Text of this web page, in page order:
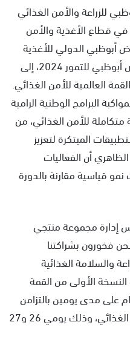
للزراعة والأمن الغذائي
في قطاع الأغذية والأمن
أبوظبي الدولي للأغذية
2024، والدورة العاشرة من معرض أبوظبي للتمور 2024، إلى
العالمية للأمن الغذائي.
البرامج الوطنية الرامية
للأمن الغذائي، من
المبتكرة لتعزيز
أن الفعاليات
قياسية مقارنة بالدورة
إدارة مجموعة منتجي
فخورون بشراكتنا
والسلامة الغذائية
الأولى من القمة
على مدى يومين بالتزامن
مع أسبوع أبوظبي للزراعة والأمن الغذائي، وذلك يومي 26 و27